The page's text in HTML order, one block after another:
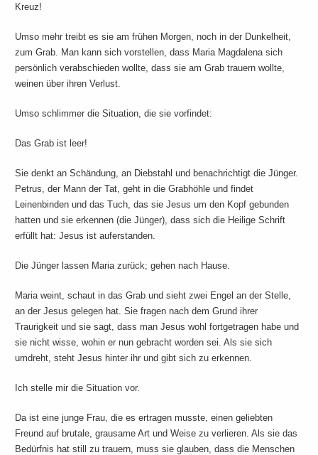
Kreuz!
Umso mehr treibt es sie am frühen Morgen, noch in der Dunkelheit,
zum Grab. Man kann sich vorstellen, dass Maria Magdalena sich
persönlich verabschieden wollte, dass sie am Grab trauern wollte,
weinen über ihren Verlust.
Umso schlimmer die Situation, die sie vorfindet:
Das Grab ist leer!
Sie denkt an Schändung, an Diebstahl und benachrichtigt die Jünger.
Petrus, der Mann der Tat, geht in die Grabhöhle und findet
Leinenbinden und das Tuch, das sie Jesus um den Kopf gebunden
hatten und sie erkennen (die Jünger), dass sich die Heilige Schrift
erfüllt hat: Jesus ist auferstanden.
Die Jünger lassen Maria zurück; gehen nach Hause.
Maria weint, schaut in das Grab und sieht zwei Engel an der Stelle,
an der Jesus gelegen hat. Sie fragen nach dem Grund ihrer
Traurigkeit und sie sagt, dass man Jesus wohl fortgetragen habe und
sie nicht wisse, wohin er nun gebracht worden sei. Als sie sich
umdreht, steht Jesus hinter ihr und gibt sich zu erkennen.
Ich stelle mir die Situation vor.
Da ist eine junge Frau, die es ertragen musste, einen geliebten
Freund auf brutale, grausame Art und Weise zu verlieren. Als sie das
Bedürfnis hat still zu trauern, muss sie glauben, dass die Menschen